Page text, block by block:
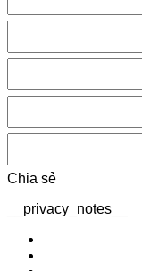
Chia sẻ
__privacy_notes__